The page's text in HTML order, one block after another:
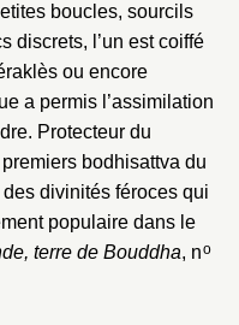
boucles, sourcils
discrets, l’un est coiffé
ou encore
a permis l’assimilation
Protecteur du
bodhisattva du
divinités féroces qui
populaire dans le
terre de Bouddha, no
compte
Cliquez ici